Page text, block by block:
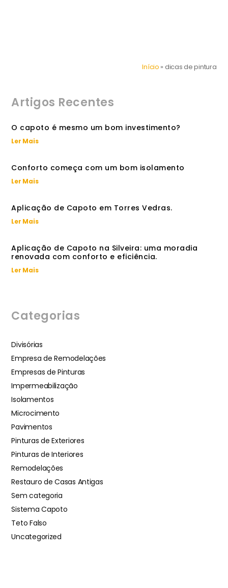
Início » dicas de pintura
Artigos Recentes
O capoto é mesmo um bom investimento?
Ler Mais
Conforto começa com um bom isolamento
Ler Mais
Aplicação de Capoto em Torres Vedras.
Ler Mais
Aplicação de Capoto na Silveira: uma moradia
renovada com conforto e eficiência.
Ler Mais
Categorias
Divisórias
Empresa de Remodelações
Empresas de Pinturas
Impermeabilização
Isolamentos
Microcimento
Pavimentos
Pinturas de Exteriores
Pinturas de Interiores
Remodelações
Restauro de Casas Antigas
Sem categoria
Sistema Capoto
Teto Falso
Uncategorized